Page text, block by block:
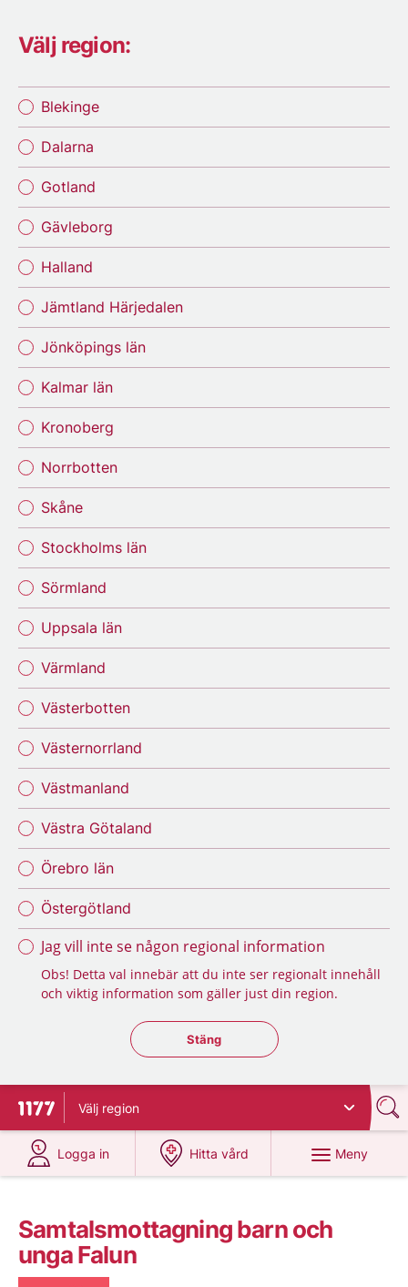
Välj region:
Blekinge
Dalarna
Gotland
Gävleborg
Halland
Jämtland Härjedalen
Jönköpings län
Kalmar län
Kronoberg
Norrbotten
Skåne
Stockholms län
Sörmland
Uppsala län
Värmland
Västerbotten
Västernorrland
Västmanland
Västra Götaland
Örebro län
Östergötland
Jag vill inte se någon regional information
Obs! Detta val innebär att du inte ser regionalt innehåll
och viktig information som gäller just din region.
Stäng regionsväljaren
Stäng
Till startsidan för 1177
Välj region
Logga in
på 1177.se
Hitta vård
på 1177.se
Meny
Samtalsmottagning barn och
unga Falun